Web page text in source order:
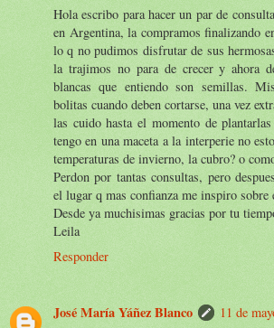
Hola escribo para hacer un par de
en Argentina, la compramos finalizando
lo q no pudimos disfrutar de sus
la trajimos no para de crecer y ahora
blancas que entiendo son semillas.
bolitas cuando deben cortarse, una vez
las cuido hasta el momento de
tengo en una maceta a la interperie no
temperaturas de invierno, la cubro? o
Perdon por tantas consultas, pero
el lugar q mas confianza me inspiro sobre
Desde ya muchisimas gracias por tu
Leila
Responder
José María Yáñez Blanco
11 de